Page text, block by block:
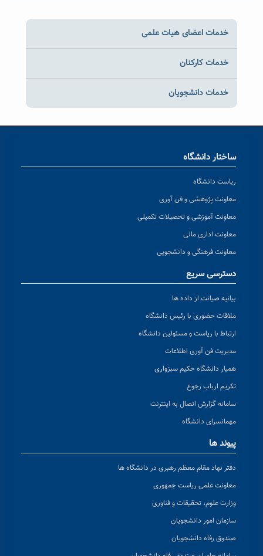
خدمات اعضای هیات علمی
خدمات کارکنان
خدمات دانشجویان
ساختار دانشگاه
ریاست دانشگاه
معاونت پژوهشی و فن آوری
معاونت آموزشی و تحصیلات تکمیلی
معاونت اداری مالی
معاونت فرهنگی و دانشجویی
دسترسی سریع
بیانیه صیانت از داده ها
ملاقات حضوری با رئیس دانشگاه
ارتباط با ریاست و مسئولین دانشگاه
مدیریت فن آوری اطلاعات
همیار دانشگاه حکیم سبزواری
تکریم ارباب رجوع
سامانه گزارش اتصال به اینترنت
مهمانسرای دانشگاه
پیوند ها
دفتر نهاد مقام معظم رهبری در دانشگاه ها
معاونت علمی ریاست جمهوری
وزارت علوم، تحقیقات و فناوری
سازمان امور دانشجویان
صندوق رفاه دانشجویان